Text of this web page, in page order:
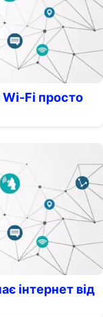
Wi-Fi просто
інтернет від